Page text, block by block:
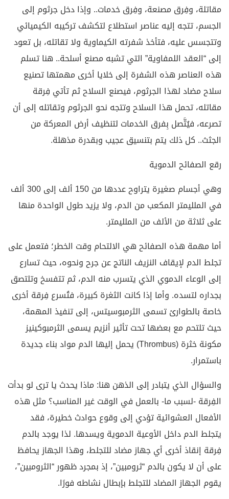
مقاتلة، وفِرق مصنعة، وفِرق خدمات.. وإذا دخل جرثوم إلى
الجسم، تتجه إليه عناصر استطلاع لتكشف تركيبه الكيميائي
وتتجسس عليه، فتأخذ شفرته الكيماوية ولا تقاتله، بل تعود
إلى “العقد اللمفاوية” التي تشبه مصنع أسلحة.. هنا تسلم
هذه العناصر هذه الشفرة إلى خلايا أخرى مهمتها تصنيع
سلاح مضاد لهذا الجرثوم، فيصنع السلاح ثم تأتي فِرقة
مقاتله، تحمل هذا السلاح وتتجه نحو الجرثوم وتقاتله إلى أن
تصرعه، فيُتَّصل بِفرق الخدمات لتنظيف أرض المعركة من
الجثث.. كل ذلك يتم بتنسيق عجيب وبقدرة مذهلة.
رقع الصفائح الدموية
وهي أجسام صغيرة يتراوح عددها من 150 ألف إلى 300 ألف
في الملليمتر المكعب من الدم، ولا يزيد طول الواحدة منها
على ثلاثة من الألف من الملليمتر.
أما مهمة هذه الصفائح هي الالتحام وقت الخطر؛ فتعمل على
تجلط الدم لإيقاف النزيف الناتج عن جرح ونحوه، حيث تسارع
إلى الوعاء الدموي الذي يتسرب منه الدم، ثم تتفسخ وتلتصق
بجداره لتسده. وأما إذا كانت الثغرة كبيرة، فتُسرع فِرقة أخرى
خاصة بالطوارئ تسمى الثرمبوسيتس، إلى تنفيذ المهمة،
حيث تلتحم مع بعضها تحت تأثير أنزيم يسمى الثرمبوكينيز
مكونة خثرة (Thrombus) يحمل إليها الدم مواد بناء جديدة
باستمرار.
والسؤال الذي يتبادر إلى الذهن هنا: ماذا يحدث يا ترى لو بدأت
الفِرقة -لسبب ما- بالعمل في الوقت غير المناسب؟ مثل هذه
الأفعال العشوائية تؤدي إلى وقوع حوادث خطيرة، فقد
يتجلط الدم داخل الأوعية الدموية ويسدها. لذا يوجد بالدم
فِرقة إنقاذ أخرى أي جهاز مضاد للتجلط، وهذا الجهاز يحافظ
على أن لا يكون بالدم “ثرومبين”، إذ بمجرد ظهور “الثرومبين”،
يقوم الجهاز المضاد للتجلط بإبطال نشاطه فورًا.